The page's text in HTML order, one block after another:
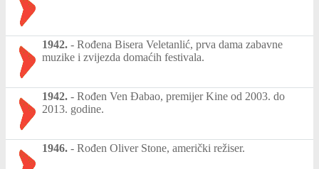
1942. - Rođena Bisera Veletanlić, prva dama zabavne
muzike i zvijezda domaćih festivala.
1942. - Rođen Ven Đabao, premijer Kine od 2003. do
2013. godine.
1946. - Rođen Oliver Stone, američki režiser.